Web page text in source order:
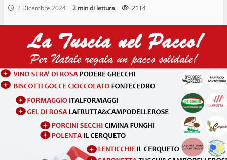
2 Dicembre 2024 2 min di lettura 2114